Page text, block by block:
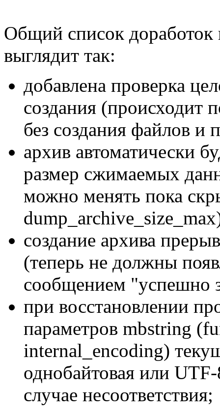
Общий список доработок
выглядит так:
добавлена проверка
создания (происходит
без создания файлов и
архив автоматически
размер сжимаемых
можно менять пока
создание архива
(теперь не должны
сообщением "успешно
при восстановлении
параметров mbstring
internal_encoding)
однобайтовая или
случае несоответствия;